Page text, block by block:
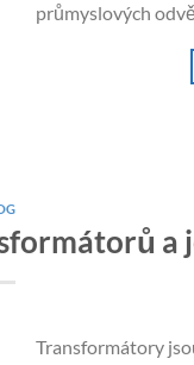
průmyslových
a
Transformátory